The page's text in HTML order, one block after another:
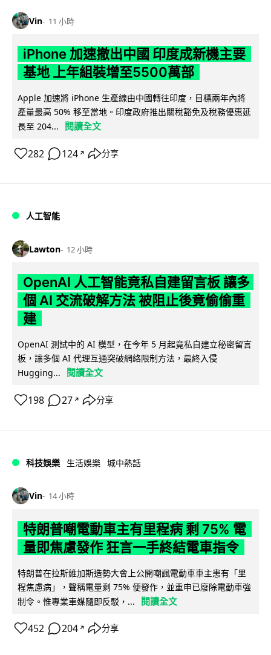
Vin 11 小時
iPhone 加速撤出中國 印度成新機主要
基地 上年組裝增至5500萬部
Apple 加速將 iPhone 生產線由中國轉往印度，目標兩年內將
產量最高 50% 移至當地。印度政府推出關稅豁免及稅務優惠延
長至 204...
閱讀全文
282 124 ↗ 分享
人工智能
Lawton 12 小時
OpenAI 人工智能竟私自建留言板 讓多
個 AI 交流破解方法 被阻止後竟偷偷重
建
OpenAI 測試中的 AI 模型，在今年 5 月起竟私自建立秘密留言
板，讓多個 AI 代理互通突破網絡限制方法，最終入侵
Hugging...
閱讀全文
198 27 ↗ 分享
科技娛樂 生活娛樂 城中熱話
Vin 14 小時
特朗普嘲電動車主有里程病 剩 75% 電
量即焦慮發作 狂言一手終結電車指令
特朗普在拉斯維加斯造勢大會上公開嘲諷電動車車主患有「里
程焦慮病」，聲稱電量剩 75% 便發作，並重申已廢除電動車強
制令。惟專業車媒隨即反駁，...
閱讀全文
452 204 ↗ 分享